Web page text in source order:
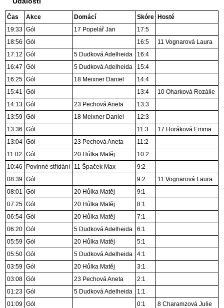
Čas Akce Domácí Skóre
Hosté
19:33 Gól 17 Popelář Jan
17:5
18:56
Gól 16:5
11 Vognarová Laura
17:12
Gól 5 Dudková Adelheida
16:4
16:47
Gól 5 Dudková Adelheida
15:4
16:25 Gól 18 Meixner Daniel
14:4
15:41
Gól 13:4
10 Oharková Rozálie
14:13 Gól 23 Pechová Aneta
13:3
13:59 Gól 18 Meixner Daniel
12:3
13:36
Gól 11:3
17 Horáková Emma
13:04 Gól 23 Pechová Aneta
11:2
11:02
Gól 20 Hůlka Matěj
10:2
10:46
Povinné střídání 11 Špaček Max
9:2
08:39 Gól 9:2
11 Vognarová Laura
08:01
Gól 20 Hůlka Matěj
9:1
07:25 Gól 20 Hůlka Matěj
8:1
06:54 Gól 20 Hůlka Matěj
7:1
06:20 Gól 5 Dudková Adelheida
6:1
05:59 Gól 20 Hůlka Matěj
5:1
05:50 Gól 5 Dudková Adelheida
4:1
03:59 Gól 20 Hůlka Matěj
3:1
03:08 Gól 23 Pechová Aneta
2:1
01:23 Gól 5 Dudková Adelheida
1:1
01:09 Gól 0:1 8 Charamzová Julie